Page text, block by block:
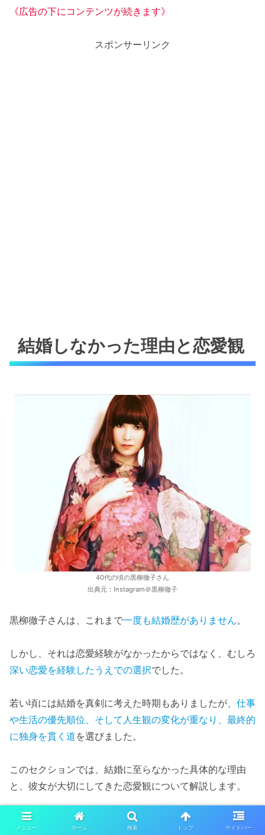
《広告の下にコンテンツが続きます》
スポンサーリンク
結婚しなかった理由と恋愛観
40代の頃の黒柳徹子さん
出典元：Instagram＠黒柳徹子
黒柳徹子さんは、これまで一度も結婚歴がありません。
しかし、それは恋愛経験がなかったからではなく、むしろ
深い恋愛を経験したうえでの選択でした。
若い頃には結婚を真剣に考えた時期もありましたが、 仕事
や生活の優先順位、そして人生観の変化が重なり、最終的
に独身を貫く道を選びました。
このセクションでは、結婚に至らなかった具体的な理由
と、彼女が大切にしてきた恋愛観について解説します。
仕事を優先した選択とタイミングの
メニュー ホーム 検索 トップ サイドバー